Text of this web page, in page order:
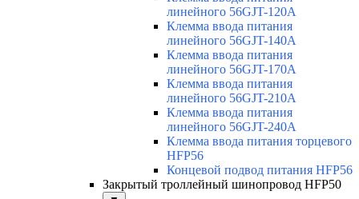
линейного 56GJT-120A
Клемма ввода питания
линейного 56GJT-140A
Клемма ввода питания
линейного 56GJT-170A
Клемма ввода питания
линейного 56GJT-210A
Клемма ввода питания
линейного 56GJT-240A
Клемма ввода питания торцевого
HFP56
Концевой подвод питания HFP56
Закрытый троллейный шинопровод HFP50